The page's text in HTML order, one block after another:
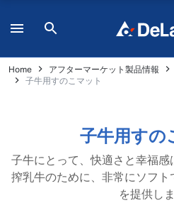
Home アフターマーケット製品情報
子牛用すのこマット
子牛用すの
子牛にとって、快適さと幸福
搾乳牛のために、非常にソフ
を提供しま